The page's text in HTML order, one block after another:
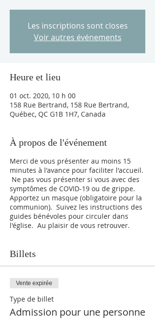
Les inscriptions sont closes
Voir autres événements
Heure et lieu
01 oct. 2020, 10 h 00
158 Rue Bertrand, 158 Rue Bertrand,
Québec, QC G1B 1H7, Canada
À propos de l'événement
Merci de vous présenter au moins 15
minutes à l'avance pour faciliter l'accueil.
Ne pas vous présenter si vous avec des
symptômes de COVID-19 ou de grippe.
Apportez un masque (obligatoire pour la
communion). Suivez les instructions des
guides bénévoles pour circuler dans
l'église. Au plaisir de vous retrouver.
Billets
Vente expirée
Type de billet
Admission pour une personne